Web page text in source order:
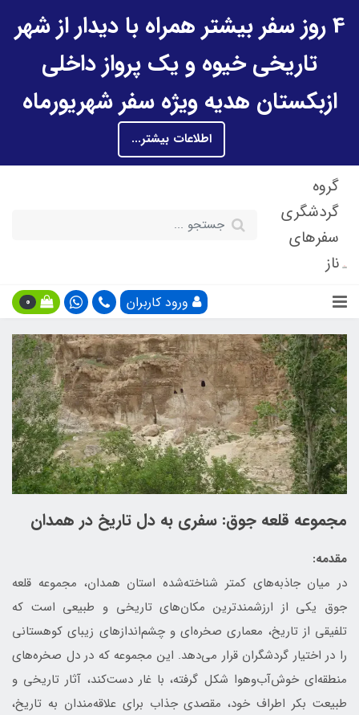
4 روز سفر بیشتر همراه با دیدار از شهر
تاریخی خیوه و یک پرواز داخلی
ازبکستان هدیه ویژه سفر شهریورماه
اطلاعات بیشتر...
گروه
گردشگری
سفرهای
ناز
ورود کاربران 0
مجموعه قلعه جوق: سفری به دل تاریخ در همدان
مقدمه:
در میان جاذبه‌های کمتر شناخته‌شده استان همدان، مجموعه قلعه
جوق یکی از ارزشمندترین مکان‌های تاریخی و طبیعی است که
تلفیقی از تاریخ، معماری صخره‌ای و چشم‌اندازهای زیبای کوهستانی
را در اختیار گردشگران قرار می‌دهد. این مجموعه که در دل صخره‌های
منطقه‌ای خوش‌آب‌وهوا شکل گرفته، با غار دست‌کند، آثار تاریخی و
طبیعت بکر اطراف خود، مقصدی جذاب برای علاقه‌مندان به تاریخ،